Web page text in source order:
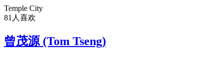
Temple City
81人喜欢
曾茂源 (Tom Tseng)